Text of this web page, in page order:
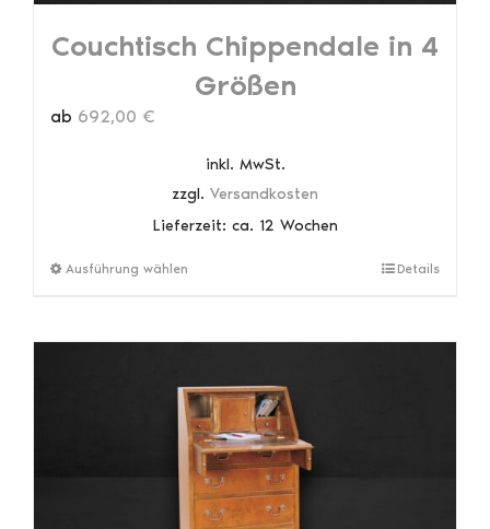
Couchtisch Chippendale in 4
Größen
ab 692,00 €
inkl. MwSt.
zzgl. Versandkosten
Lieferzeit: ca. 12 Wochen
Ausführung wählen
mehrere
Details